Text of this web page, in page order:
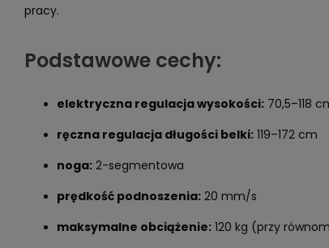
pracy.
Podstawowe cechy:
elektryczna regulacja wysokości:70,5–118
ręczna regulacja długości belki:119–172 cm
noga:2-segmentowa
prędkość podnoszenia:20 mm/s
maksymalne obciążenie:120 kg (przy